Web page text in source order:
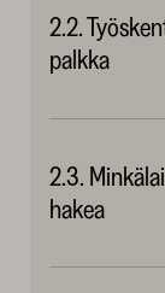
2.2.
palkka
2.3.
hakea